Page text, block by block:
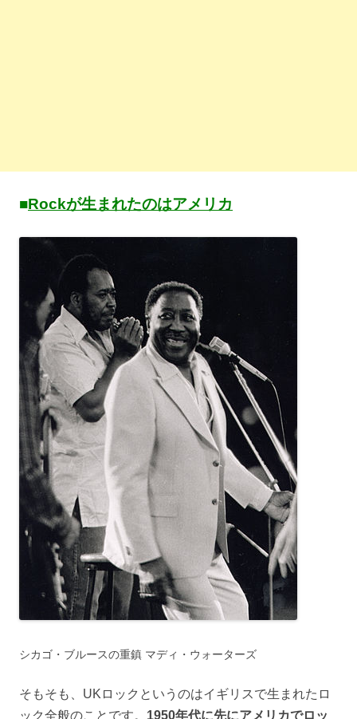
■Rockが生まれたのはアメリカ
シカゴ・ブルースの重鎮 マディ・ウォーターズ
そもそも、UKロックというのはイギリスで生まれたロ
ック全般のことです。 1950年代に先にアメリカでロッ